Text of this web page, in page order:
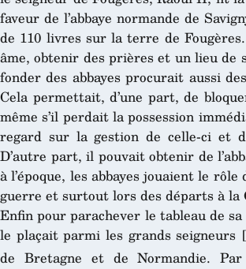
faveur de l’abbaye normande de
de 110 livres sur la terre de
âme, obtenir des prières et un lieu
fonder des abbayes procurait aussi
Cela permettait, d’une part, de
même s’il perdait la possession
regard sur la gestion de celle-ci et
D’autre part, il pouvait obtenir de
à l’époque, les abbayes jouaient le rôle
guerre et surtout lors des départs à la
Enfin pour parachever le tableau de
le plaçait parmi les grands seigneurs [
de Bretagne et de Normandie.